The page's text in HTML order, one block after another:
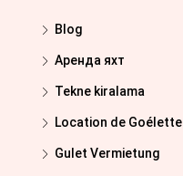
Blog
Аренда яхт
Tekne kiralama
Location de Goélette
Gulet Vermietung